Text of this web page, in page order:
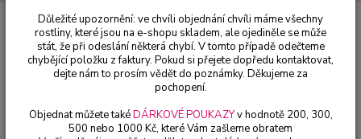
Drobné ovoce Rakytník řešetlákový- samec - 1 ks
Rakytník řešetlákový- samec - 1
Důležité upozornění: ve chvíli objednání chvíli máme všechny
rostliny, které jsou na e-shopu skladem, ale ojediněle se může
stát, že při odeslání některá chybí. V tomto případě odečteme
chybějící položku z faktury. Pokud si přejete dopředu kontaktovat,
dejte nám to prosím vědět do poznámky. Děkujeme za
pochopení.
Objednat můžete takéDÁRKOVÉ POUKAZYv hodnotě 200, 300,
500 nebo 1000 Kč, které Vám zašleme obratem